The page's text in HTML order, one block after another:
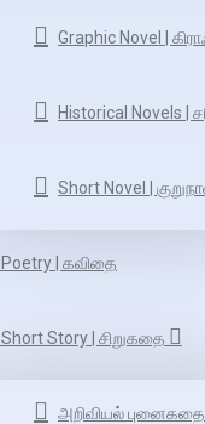
Graphic Novel |
Historical Novels |
Short Novel |
Poetry | கவிதை
Short Story | சிறுகதை
அறிவியல் புனைகதை